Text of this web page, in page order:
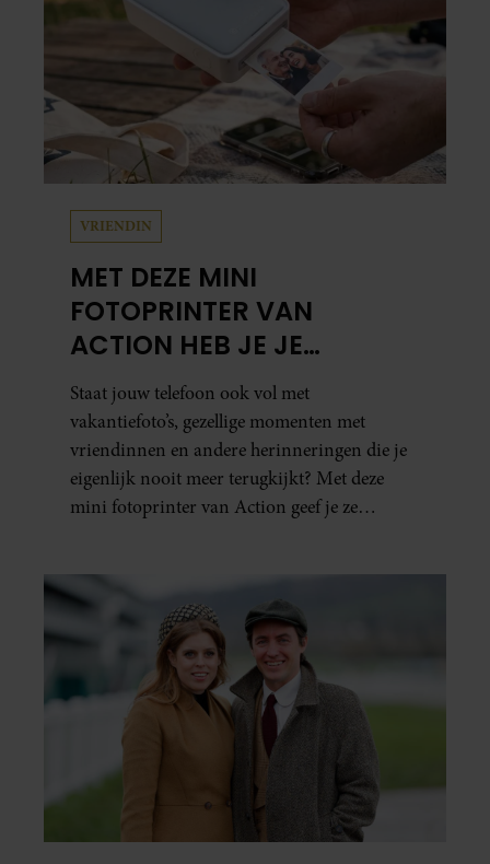
VRIENDIN
MET DEZE MINI
FOTOPRINTER VAN
ACTION HEB JE JE
FAVORIETE FOTO’S BINNEN
ÉÉN MINUUT IN HANDEN
Staat jouw telefoon ook vol met
vakantiefoto’s, gezellige momenten met
vriendinnen en andere herinneringen die je
eigenlijk nooit meer terugkijkt? Met deze
mini fotoprinter van Action geef je ze
al in handen.